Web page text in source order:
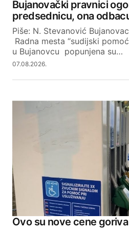
Your E-mail
SUBMIT COMMENT
Bujanovački pravnici
predsednicu, ona
Piše: N. Stevanović
Radna mesta “sudijski
u Bujanovcu popunjena su…
07.08.2026.
Ovo su nove cene goriva